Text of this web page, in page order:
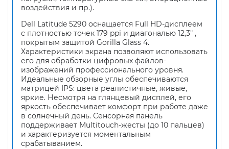
воздействия и пр.).
Dell Latitude 5290 оснащается Full HD-дисплеем
с плотностью точек 179 ppi и диагональю 12,3″ ,
покрытым защитой Gorilla Glass 4.
Характеристики экрана позволяют использовать
его для обработки цифровых файлов-
изображений профессионального уровня.
Идеальные обзорные углы обеспечиваются
матрицей IPS: цвета реалистичные, живые,
яркие. Несмотря на глянцевый дисплей, его
яркость обеспечивает комфорт при работе даже
в солнечный день. Сенсорная панель
поддерживает Multitouch-жесты (до 10 пальцев)
и характеризуется моментальным
срабатыванием.